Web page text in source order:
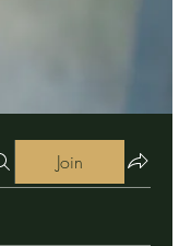
Join